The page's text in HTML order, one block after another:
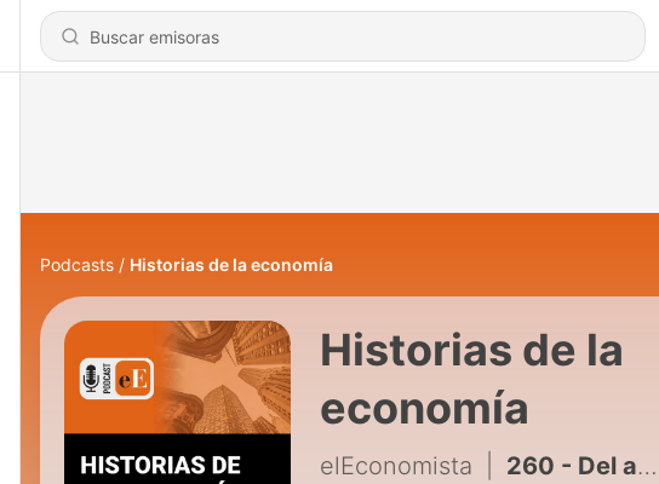
Podcasts Historias de la economía
Historias de la
economía
elEconomista 260 - Del arado que conquistó las llanuras al tractor que dominó el mundo